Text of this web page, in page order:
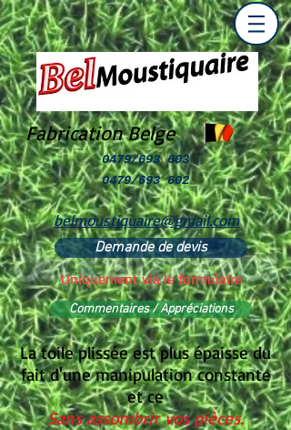
Fabrication Belge
0479/693 603
0479/693 602
belmoustiquaire@gmail.com
Demande de devis
Uniquement via le formulaire
Commentaires / Appréciations
La toile plissée est plus épaisse du
fait d'une manipulation constante
et ce
Sans assombrir vos pièces.